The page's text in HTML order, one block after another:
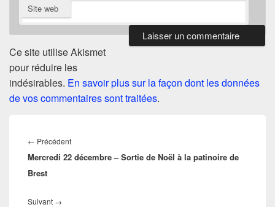
Site web
Ce site utilise Akismet
pour réduire les
indésirables. En savoir plus sur la façon dont les données
de vos commentaires sont traitées.
de
l’article
← PrécédentArticle
précédent :
Mercredi 22 décembre – Sortie de Noël à la patinoire de
Brest
Suivant →